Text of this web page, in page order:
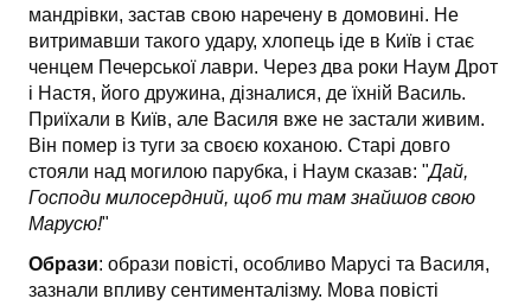
мандрівки, застав свою наречену в домовині. Не
витримавши такого удару, хлопець іде в Київ і стає
ченцем Печерської лаври. Через два роки Наум Дрот
і Настя, його дру­жина, дізналися, де їхній Василь.
Приїхали в Київ, але Василя вже не застали живим.
Він помер із туги за своєю коханою. Старі довго
стояли над могилою парубка, і Наум сказав: "Дай,
Господи милосердний, щоб ти там знайшов свою
Марусю!"
Образи: образи повісті, особливо Марусі та Василя,
зазнали впливу сентимен­талізму. Мова повісті